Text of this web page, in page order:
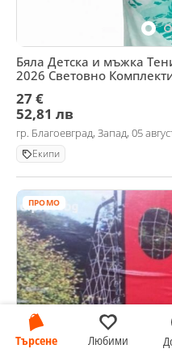
Търсене Любими
Бяла Детска и мъжка
2026 Световно
27 €
52,81 лв
гр. Благоевград, Запад, 05
Екипи
ПРОМО